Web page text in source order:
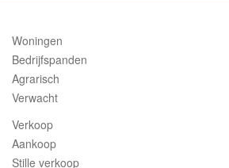
Woningen
Bedrijfspanden
Agrarisch
Verwacht
Verkoop
Aankoop
Stille verkoop